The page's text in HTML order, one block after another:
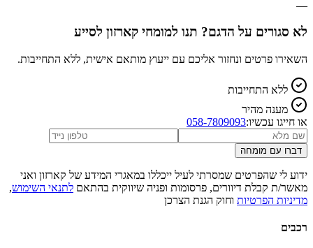
—
לא סגורים על הדגם? תנו למומחי קארזון לסייע
השאירו פרטים ונחזור אליכם עם ייעוץ מותאם אישית, ללא התחייבות.
ללא התחייבות
מענה מהיר
או חייגו עכשיו:058-7809093
דברו עם מומחה
ידוע לי שהפרטים שמסרתי לעיל ייכללו במאגרי המידע של קארזון ואני
מאשר/ת קבלת דיוורים, פרסומות ופניה שיווקית בהתאם לתנאי השימוש,
מדיניות הפרטיות וחוק הגנת הצרכן
רכבים